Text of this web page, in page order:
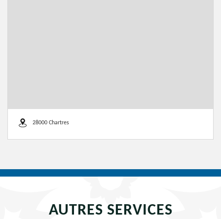
28000 Chartres
AUTRES SERVICES